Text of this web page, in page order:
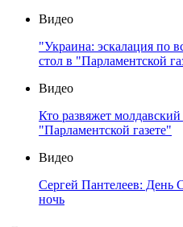
Видео
"Украина: эскалация по
стол в "Парламентской
Видео
Кто развяжет
"Парламентской газете"
Видео
Сергей Пантелеев: День
ночь